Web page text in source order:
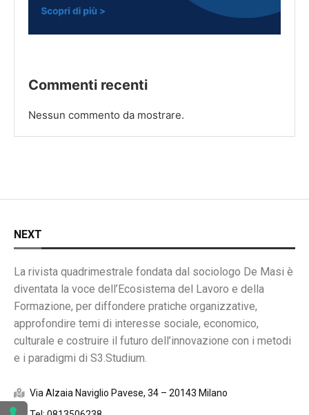
Commenti recenti
Nessun commento da mostrare.
NEXT
La rivista quadrimestrale fondata dal sociologo De Masi è
diventata la voce dell’Ecosistema del Lavoro e della
Formazione, per diffondere pratiche organizzative,
approfondire temi di interesse sociale, economico,
culturale e costruire il futuro dell’innovazione con i metodi
e i paradigmi di S3.Studium.
Via Alzaia Naviglio Pavese, 34 – 20143 Milano